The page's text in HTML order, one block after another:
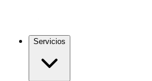
Servicios